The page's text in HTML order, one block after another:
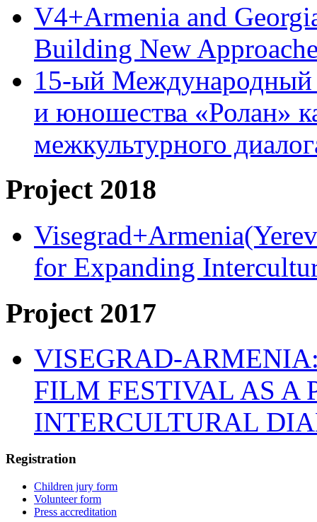
V4+Armenia and
Building New
15-ый Международный
и юношества «Ролан»
межкультурного
Project 2018
for Expanding
Project 2017
VISEGRAD-
FILM FESTIVAL AS A
INTERCULTURAL
Registration
Children jury form
Volunteer form
Press accreditation